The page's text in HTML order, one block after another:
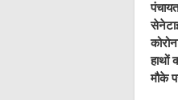
हाथों
मौके